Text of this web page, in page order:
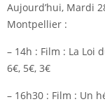
Aujourd’hui, Mardi
Montpellier :
– 14h : Film : La Loi
6€, 5€, 3€
– 16h30 : Film : Un